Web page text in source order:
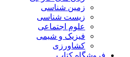
زمین شناسی
زیست شناسی
علوم اجتماعی
فیزیک و شیمی
کشاورزی
فروشگاه کتاب